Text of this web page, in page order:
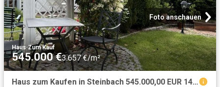
Foto anschauen
Haus·Zum Kauf
545.000 €3.657 €/m²
Haus zum Kaufen in Steinbach 545.000,00 EUR 149 m²